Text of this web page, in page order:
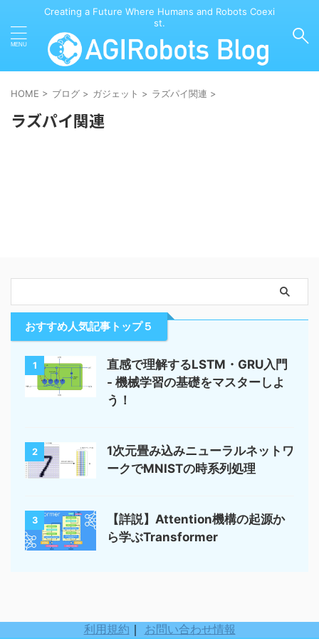
Creating a Future Where Humans and Robots Coexi
st.
HOME > ブログ > ガジェット > ラズパイ関連 >
ラズパイ関連
おすすめ人気記事トップ５
1
直感で理解するLSTM・GRU入門
- 機械学習の基礎をマスターしよ
う！
2
1次元畳み込みニューラルネットワ
ークでMNISTの時系列処理
3
【詳説】Attention機構の起源か
ら学ぶTransformer
利用規約 ｜ お問い合わせ情報